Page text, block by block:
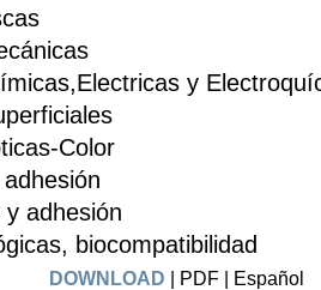
y
Color
y adhesión
biocompatibilidad
DOWNLOAD | PDF | Español